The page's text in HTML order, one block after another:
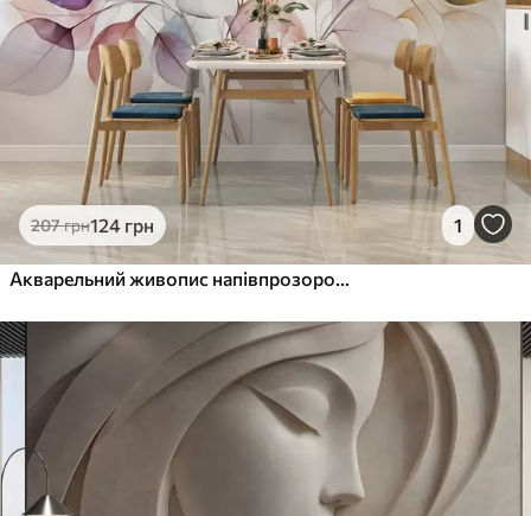
1216730 грн/м²
Peel and Stick
875грн/м²
207грн124 грн 1